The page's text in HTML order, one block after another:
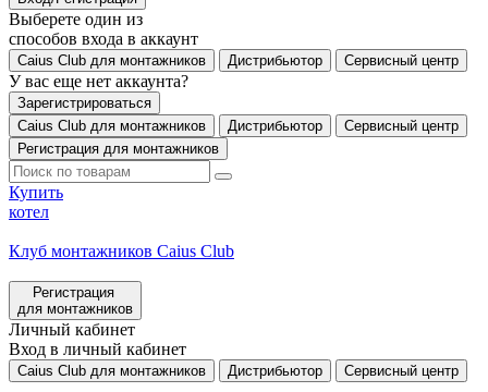
Выберете один из
способов входа в аккаунт
Caius Club для монтажников Дистрибьютор Сервисный центр
У вас еще нет аккаунта?
Зарегистрироваться
Caius Club для монтажников
Дистрибьютор
Сервисный центр
Регистрация для монтажников
Купить
котел
Клуб монтажников Caius Club
Регистрация
для монтажников
Личный кабинет
Вход в личный кабинет
Caius Club для монтажников Дистрибьютор Сервисный центр